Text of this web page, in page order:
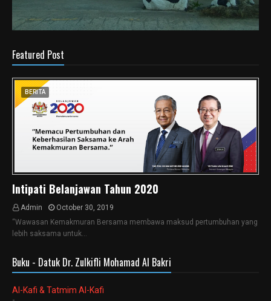
Featured Post
BERITA
Intipati Belanjawan Tahun 2020
Admin
October 30, 2019
“Wawasan Kemakmuran Bersama membawa maksud pertumbuhan yang
lebih saksama untuk…
Buku - Datuk Dr. Zulkifli Mohamad Al Bakri
Al-Kafi & Tatmim Al-Kafi